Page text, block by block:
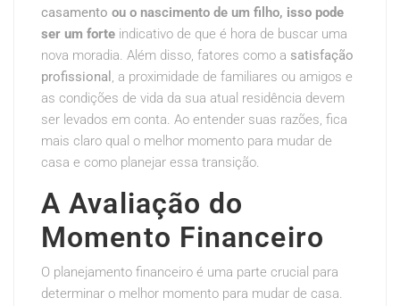
casamento ou o nascimento de um filho, isso pode
ser um forte indicativo de que é hora de buscar uma
nova moradia. Além disso, fatores como a satisfação
profissional , a proximidade de familiares ou amigos e
as condições de vida da sua atual residência devem
ser levados em conta. Ao entender suas razões, fica
mais claro qual o melhor momento para mudar de
casa e como planejar essa transição.
A Avaliação do
Momento Financeiro
O planejamento financeiro é uma parte crucial para
determinar o melhor momento para mudar de casa.